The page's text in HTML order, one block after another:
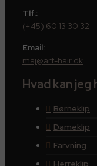
Tlf.:
(+45) 60 13 30 32
Email:
maj@art-hair.dk
Hvad kan
Børneklip
Dameklip
Farvning
Herreklip